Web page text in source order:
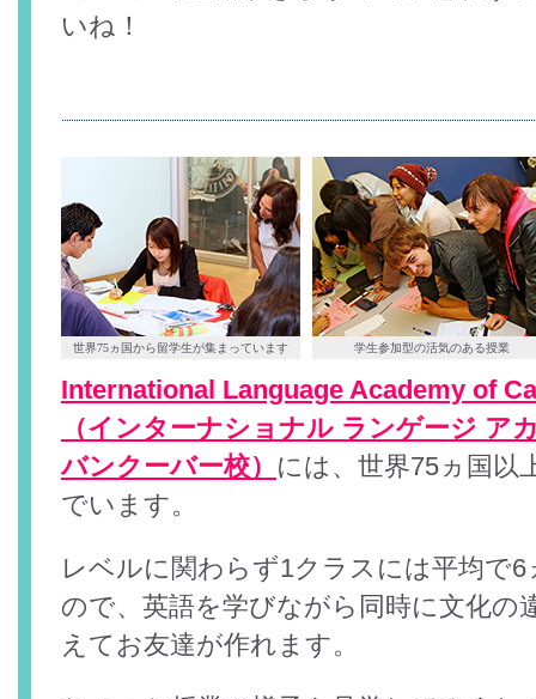
いね！
世界75ヵ国から留学生が集まっています 学生参加型の活気のある授業
International Language Academy of
（インターナショナル ランゲージ ア
バンクーバー校） には、世界75ヵ国以
でいます。
レベルに関わらず1クラスには平均で
ので、英語を学びながら同時に文化の
えてお友達が作れます。